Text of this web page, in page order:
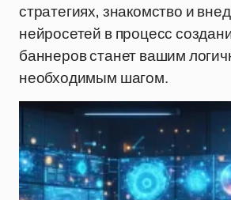
стратегиях, знакомство и
нейросетей в процесс
баннеров станет вашим
необходимым шагом.